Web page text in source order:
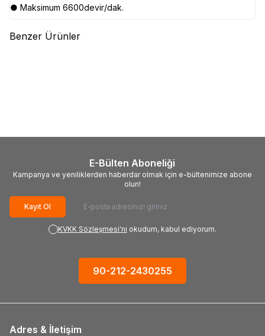
● Maksimum 6600devir/dak.
Benzer Ürünler
E-Bülten Aboneliği
Kampanya ve yeniliklerden haberdar olmak için e-bültenimize abone
olun!
Kayıt Ol
KVKK Sözleşmesi'ni okudum, kabul ediyorum.
90-212-2430255
Adres & İletişim